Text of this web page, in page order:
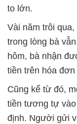
to lớn.
Vài năm trôi
trong lòng bà
hôm, bà nhận
tiền trên hóa
Cũng kể từ đó,
tiền tương tự
định. Người gửi